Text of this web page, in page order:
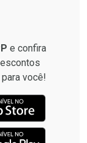
e confira
você!